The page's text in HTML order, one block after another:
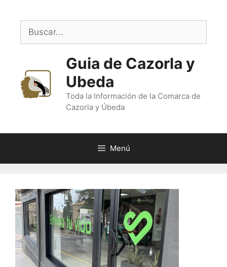
contenido
Buscar:
Guia de Cazorla y
Ubeda
Toda la Información de la Comarca de
Cazorla y Úbeda
Menú